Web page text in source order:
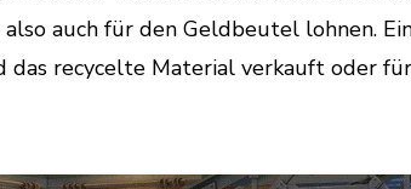
also auch für den Geldbeutel lohnen.
das recycelte Material verkauft oder